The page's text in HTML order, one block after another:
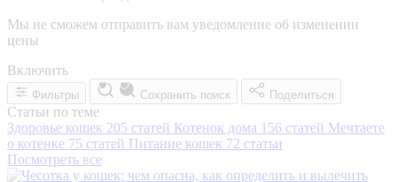
Мы не сможем отправить вам уведомление об изменении
цены
Включить
Фильтры Сохранить поиск Поделиться
Статьи по теме
Здоровье кошек 205 статей Котенок дома 156 статей Мечтаете
о котенке 75 статей Питание кошек 72 статьи
Посмотреть все